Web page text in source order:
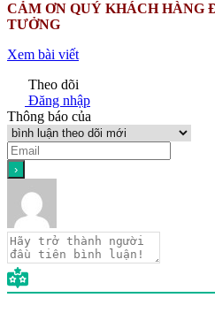
CẢM ƠN QUÝ KHÁCH HÀNG
TƯỞNG
Xem bài viết
Theo dõi
Đăng nhập
Thông báo của